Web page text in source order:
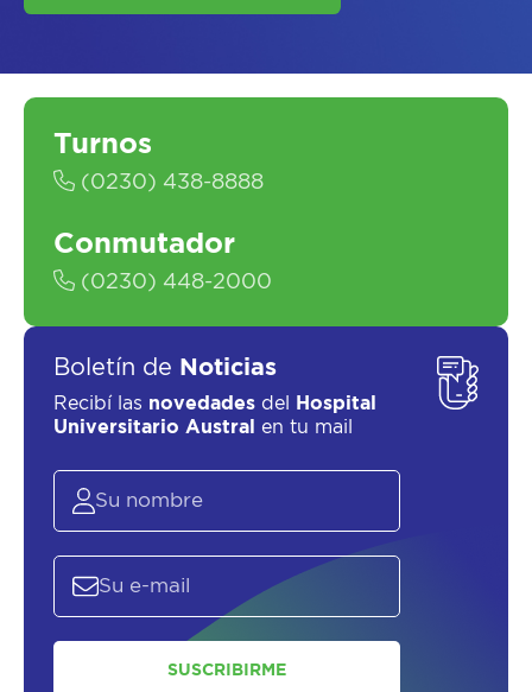
Turnos
(0230) 438-8888
Conmutador
(0230) 448-2000
Boletín de Noticias
Recibí las novedades del
Hospital
Universitario Austral
en tu mail
SUSCRIBIRME